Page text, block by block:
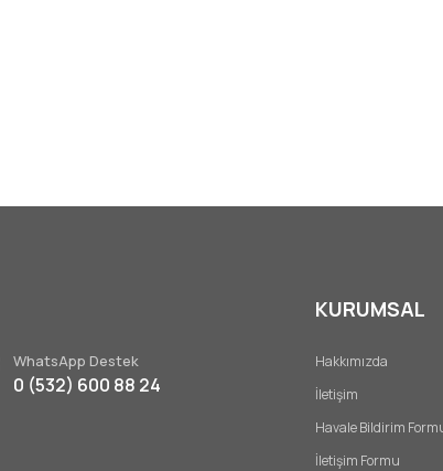
WhatsApp Destek
0 (532) 600 88 24
KURUMSAL
Hakkımızda
İletişim
Havale Bildirim
İletişim Formu